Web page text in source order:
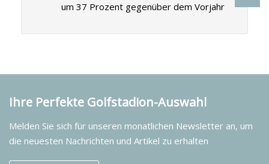
um 37 Prozent gegenüber dem Vorjahr
Ihre Perfekte Golfstadion-Auswahl
Melden Sie sich für unseren monatlichen Newsletter an, um
die neuesten Nachrichten und Artikel zu erhalten